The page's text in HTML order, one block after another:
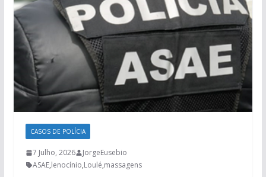
CASOS DE POLÍCIA
7 Julho, 2026
JorgeEusebio
ASAE,lenocínio,Loulé,massagens